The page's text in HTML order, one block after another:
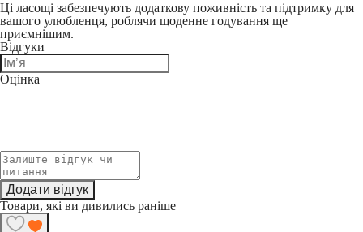
Ці ласощі забезпечують додаткову поживність та підтримку для
вашого улюбленця, роблячи щоденне годування ще
приємнішим.
Відгуки
Оцінка
Додати відгук
Товари, які ви дивились раніше